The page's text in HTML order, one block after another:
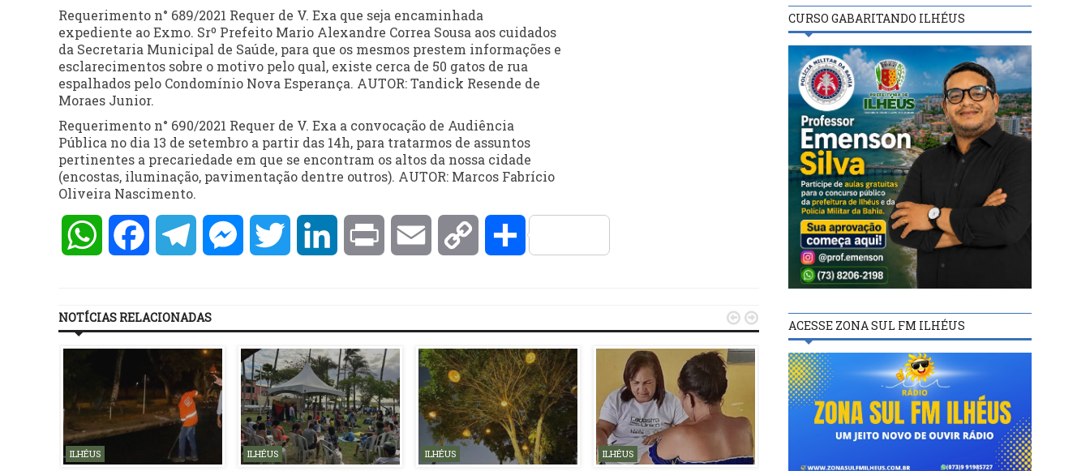
Requerimento n° 689/2021 Requer de V. Exa que seja encaminhada
expediente ao Exmo. Srº Prefeito Mario Alexandre Correa Sousa aos cuidados
da Secretaria Municipal de Saúde, para que os mesmos prestem informações e
esclarecimentos sobre o motivo pelo qual, existe cerca de 50 gatos de rua
espalhados pelo Condomínio Nova Esperança. AUTOR: Tandick Resende de
Moraes Junior.
Requerimento n° 690/2021 Requer de V. Exa a convocação de Audiência
Pública no dia 13 de setembro a partir das 14h, para tratarmos de assuntos
pertinentes a precariedade em que se encontram os altos da nossa cidade
(encostas, iluminação, pavimentação dentre outros). AUTOR: Marcos Fabrício
Oliveira Nascimento.
WhatsAppFacebookTelegramMessengerTwitter LinkedInPrint Email Copy Compartilhar
NOTÍCIAS RELACIONADAS
ILHÉUS ILHÉUS ILHÉUS ILHÉUS
 
CURSO GABARITANDO ILHÉUS
ACESSE ZONA SUL FM ILHÉUS